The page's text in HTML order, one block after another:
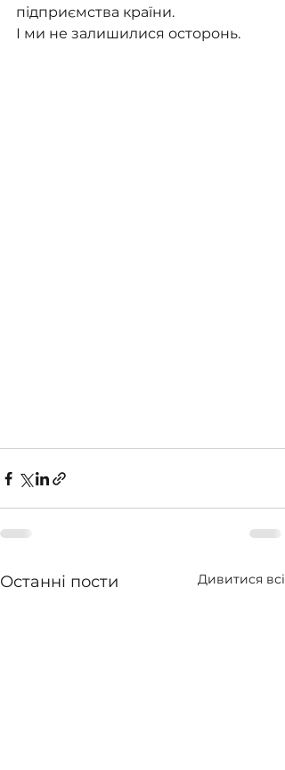
підприємства країни.
І ми не залишилися осторонь.
Останні пости Дивитися всі